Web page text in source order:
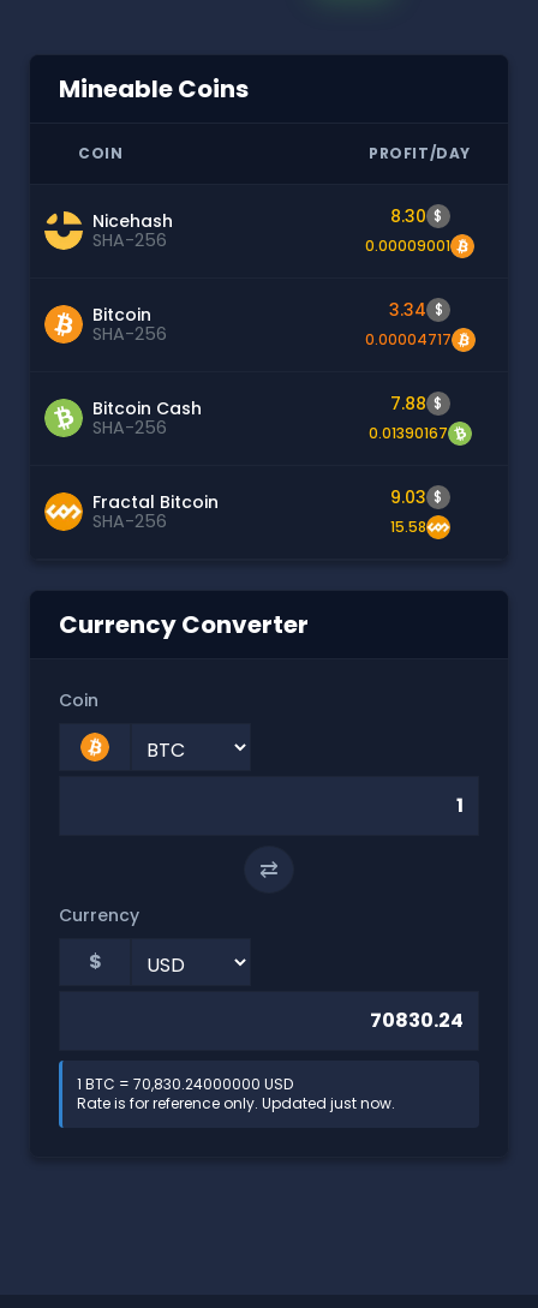
Mineable Coins
COIN PROFIT/DAY
Nicehash
SHA-256
8.30 $
0.00009001
Bitcoin
SHA-256
3.34 $
0.00004717
Bitcoin Cash
SHA-256
7.88 $
0.01390167
Fractal Bitcoin
SHA-256
9.03 $
15.58
Currency Converter
Coin
⇄
Currency
$
1 BTC = 70,830.24000000 USD
Rate is for reference only. Updated just now.